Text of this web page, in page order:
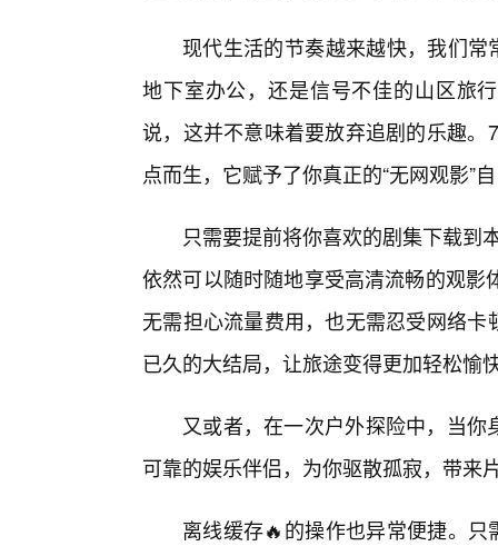
现代生活的节奏越来越快，我们常
地下室办公，还是信号不佳的山区旅
说，这并不意味着要放弃追剧的乐趣
点而生，它赋予了你真正的“无网观影”
只需要提前将你喜欢的剧集下载到
依然可以随时随地享受高清流畅的观
无需担心流量费用，也无需忍受网络
已久的大结局，让旅途变得更加轻松愉
又或者，在一次户外探险中，当
可靠的娱乐伴侣，为你驱散孤寂，带来
离线缓存🔥的操作也异常便捷。只